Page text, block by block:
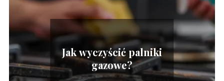
Jak wyczyścić palniki
gazowe?